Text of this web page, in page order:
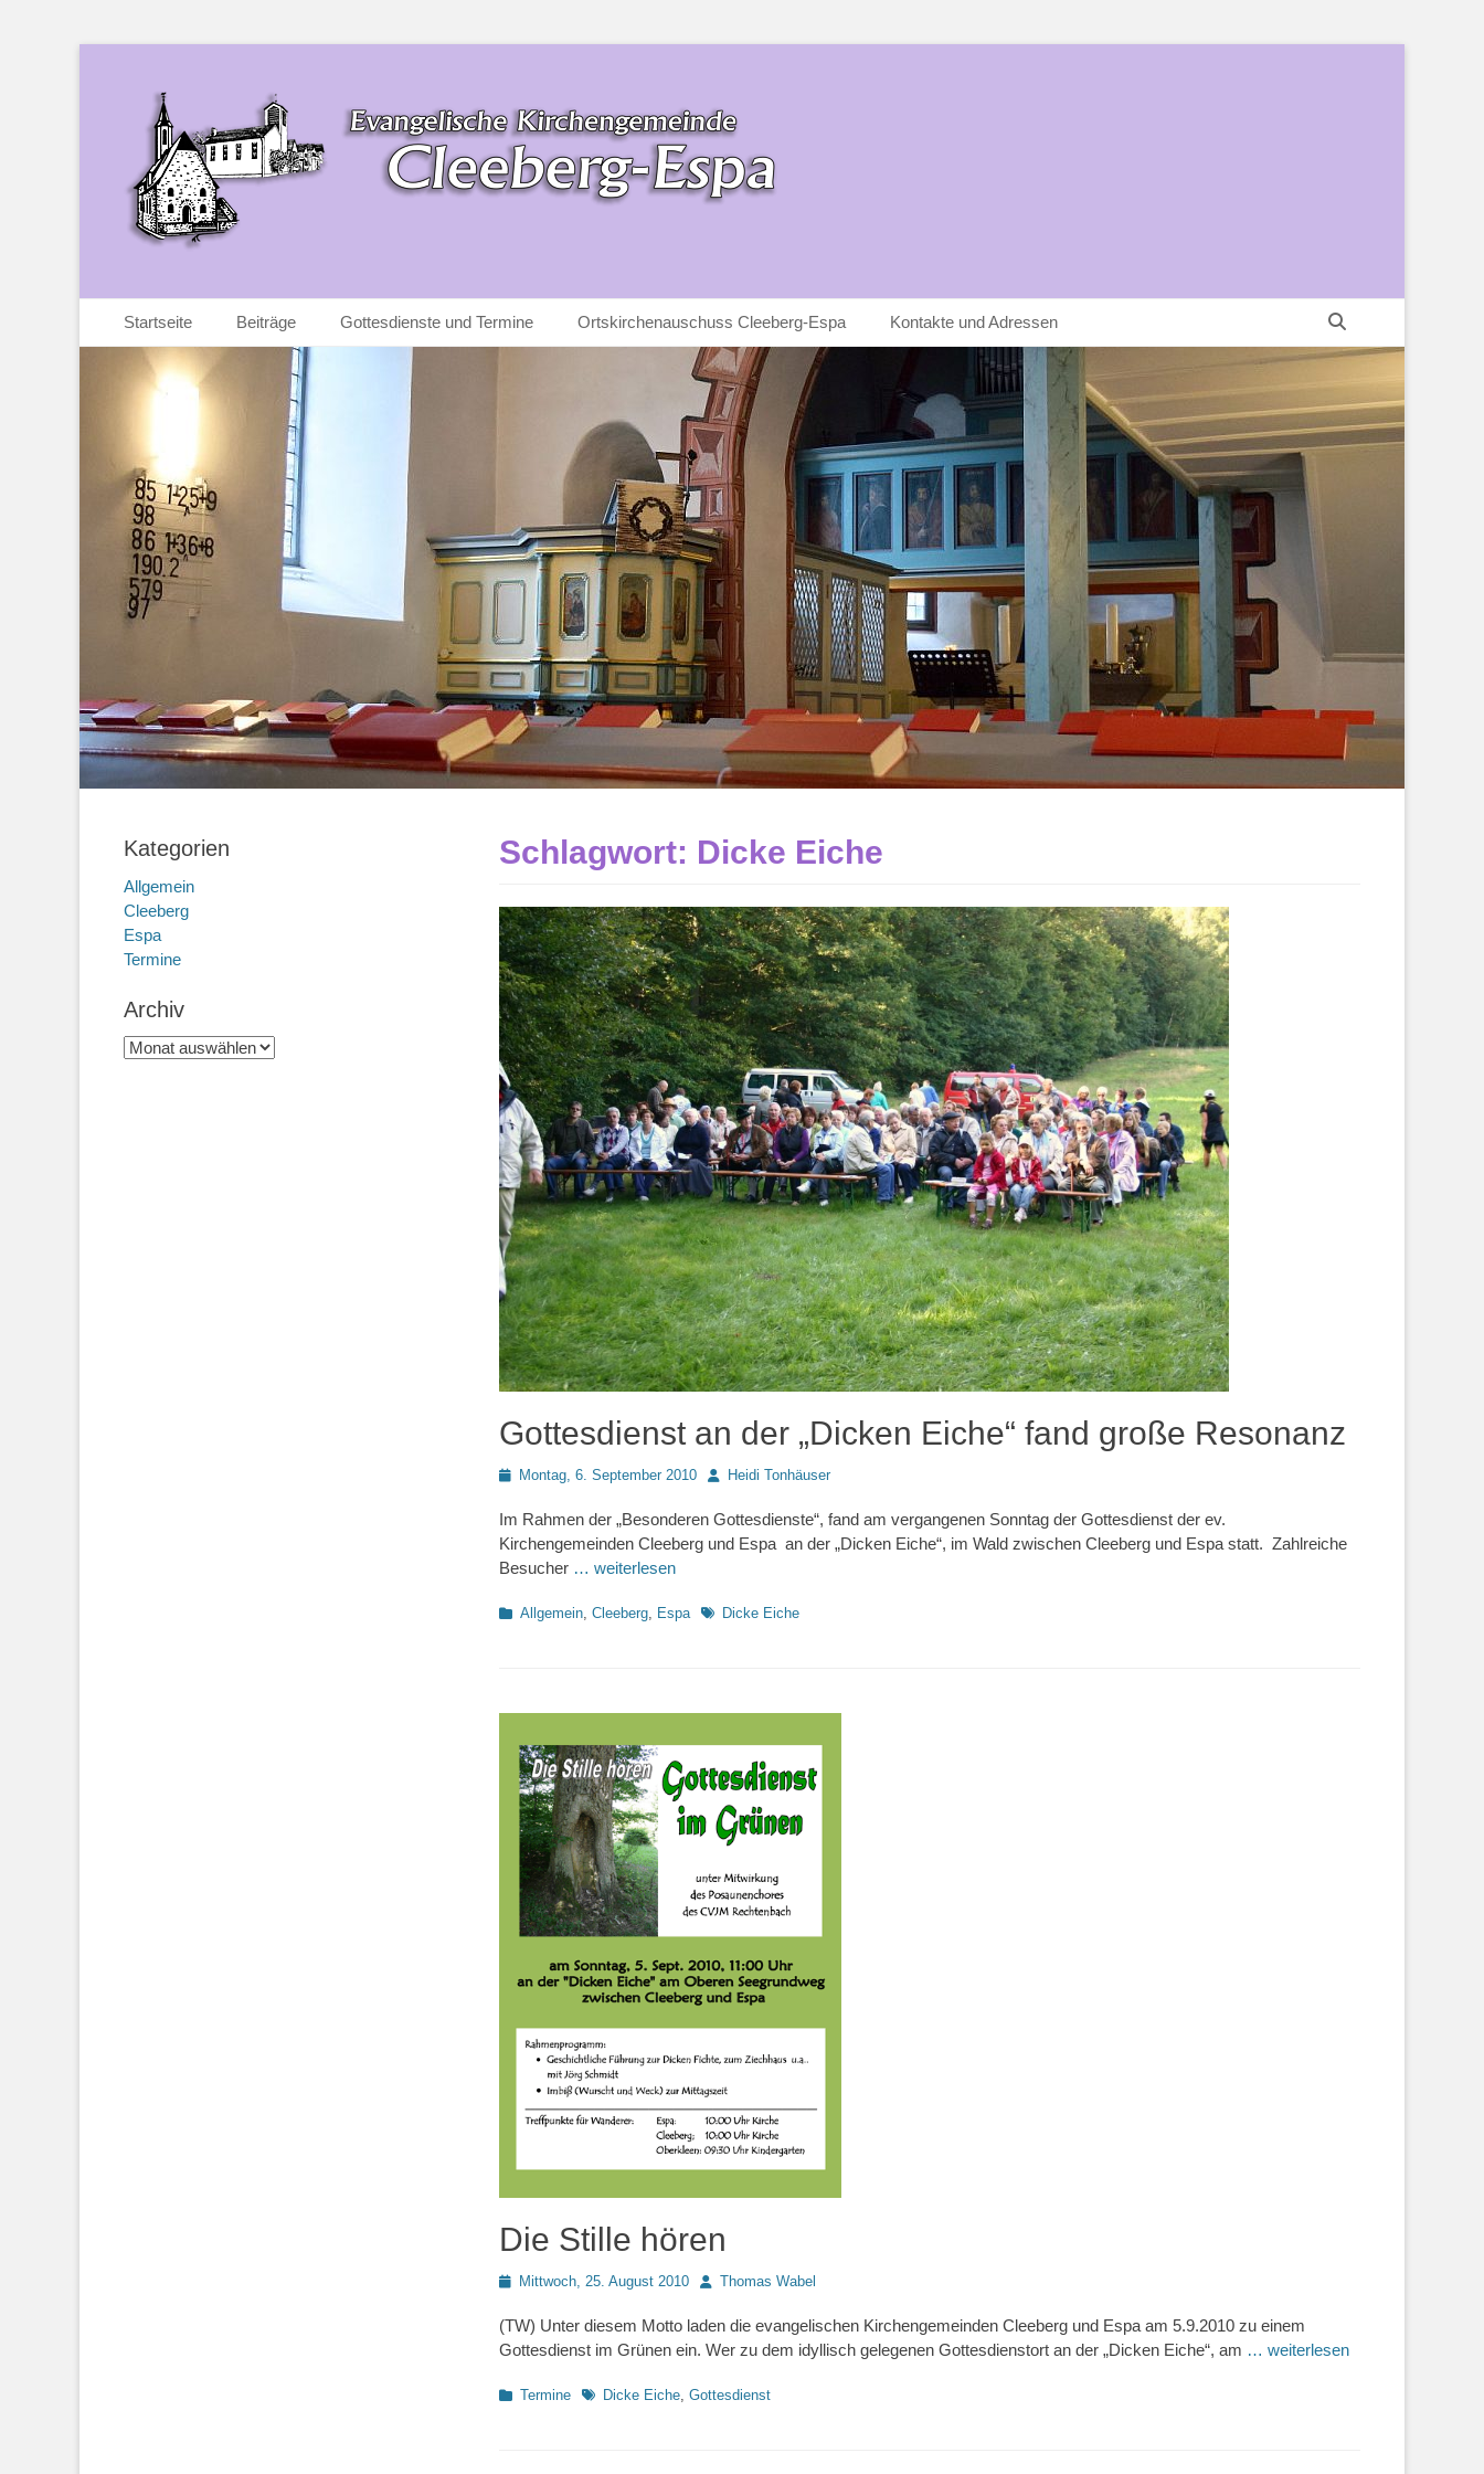
Ev. Kirchengemeinde Cleeberg-Espa
Ev. Kirchengemeinde Cleeberg-Espa
Primäres Menü
Inhalt
springen
Startseite Beiträge Gottesdienste und Termine Ortskirchenauschuss Cleeberg-Espa Kontakte und Adressen
Schlagwort: Dicke Eiche
Gottesdienst an der „Dicken Eiche“ fand große Resonanz
PostedMontag, 6. September 2010 AutorHeidi Tonhäuser
Im Rahmen der „Besonderen Gottesdienste“, fand am vergangenen Sonntag der Gottesdienst der ev.
Kirchengemeinden Cleeberg und Espa an der „Dicken Eiche“, im Wald zwischen Cleeberg und Espa statt. Zahlreiche
Besucher … weiterlesen
Kategorien
Allgemein, Cleeberg, Espa Schlagworte
Dicke Eiche
Die Stille hören
PostedMittwoch, 25. August 2010 AutorThomas Wabel
(TW) Unter diesem Motto laden die evangelischen Kirchengemeinden Cleeberg und Espa am 5.9.2010 zu einem
Gottesdienst im Grünen ein. Wer zu dem idyllisch gelegenen Gottesdienstort an der „Dicken Eiche“, am … weiterlesen
Kategorien
Termine Schlagworte
Dicke Eiche Gottesdienst
Kategorien
Allgemein
Cleeberg
Espa
Termine
Archiv
Archiv